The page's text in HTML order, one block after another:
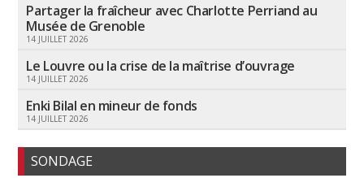
Partager la fraîcheur avec Charlotte Perriand au
Musée de Grenoble
14 JUILLET 2026
Le Louvre ou la crise de la maîtrise d’ouvrage
14 JUILLET 2026
Enki Bilal en mineur de fonds
14 JUILLET 2026
SONDAGE